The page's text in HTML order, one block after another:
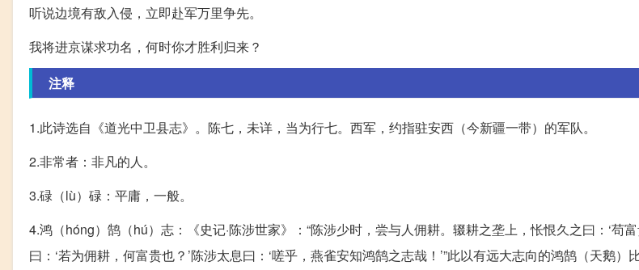
听说边境有敌入侵，立即赴军万里争先。
我将进京谋求功名，何时你才胜利归来？
注释
1.此诗选自《道光中卫县志》。陈七，未详，当为行七。西军，约指驻安西（今新疆一带）的军队。
2.非常者：非凡的人。
3.碌（lù）碌：平庸，一般。
4.鸿（hóng）鹄（hú）志：《史记·陈涉世家》：“陈涉少时，尝与人佣耕。辍耕之垄上，怅恨久之曰：‘苟
曰：‘若为佣耕，何富贵也？’陈涉太息曰：‘嗟乎，燕雀安知鸿鹄之志哉！’”此以有远大志向的鸿鹄（天鹅